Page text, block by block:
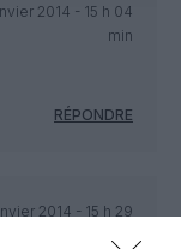
2014 - 15 h 04
min
RÉPONDRE
2014 - 15 h 29